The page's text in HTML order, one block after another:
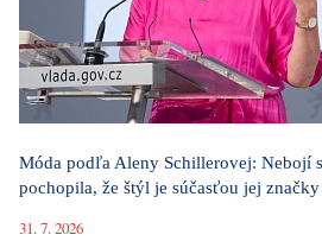
Móda podľa Aleny Schillerovej: Nebojí
pochopila, že štýl je súčasťou jej značky
31. 7. 2026